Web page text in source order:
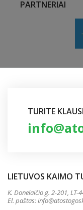
PARTNERIAI
TURITE
LIETUVOS KAIMO
K. Donelaičio g. 2-201, LT-
El. paštas: